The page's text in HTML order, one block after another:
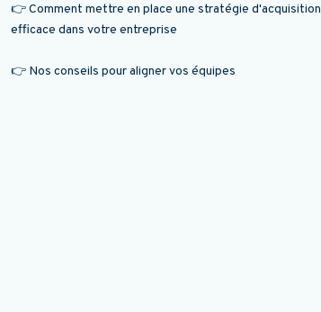
👉 Comment mettre en place une stratégie d'acquisition
efficace dans votre entreprise
👉 Nos conseils pour aligner vos équipes